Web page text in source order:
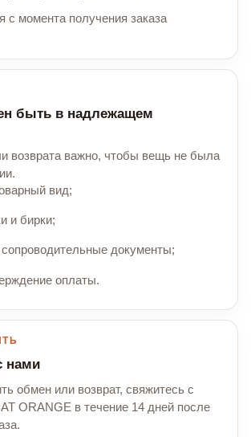
с момента получения заказа
быть в надлежащем
возврата важно, чтобы вещь не была
вид;
и бирки;
документы;
оплаты.
нами
обмен или возврат, свяжитесь с
ORANGE в течение 14 дней после